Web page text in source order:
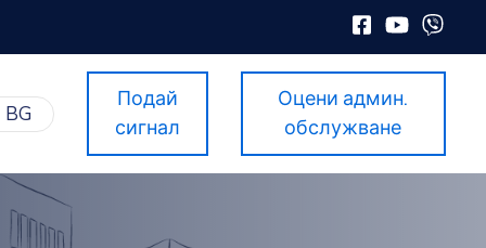
BG
Подай
сигнал
Оцени админ.
обслужване